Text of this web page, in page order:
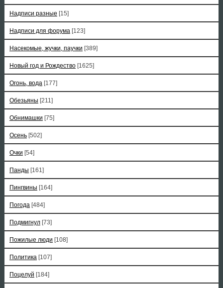
Надписи разные [15]
Надписи для форума [123]
Насекомые, жучки, паучки [389]
Новый год и Рождество [1625]
Огонь, вода [177]
Обезьяны [211]
Обнимашки [75]
Осень [502]
Очки [54]
Панды [161]
Пингвины [164]
Погода [484]
Подмигнул [73]
Пожилые люди [108]
Политика [107]
Поцелуй [184]